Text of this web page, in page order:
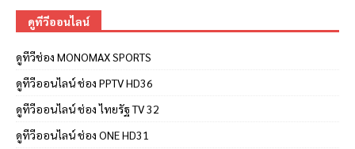
ดูทีวีออนไลน์
ดูทีวีช่อง MONOMAX SPORTS
ดูทีวีออนไลน์ ช่อง PPTV HD36
ดูทีวีออนไลน์ ช่อง ไทยรัฐ TV 32
ดูทีวีออนไลน์ ช่อง ONE HD31